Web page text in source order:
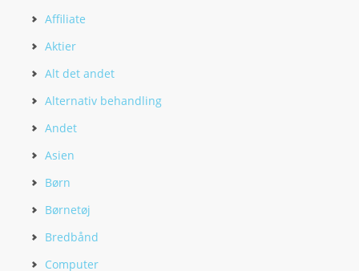
Affiliate
Aktier
Alt det andet
Alternativ behandling
Andet
Asien
Børn
Børnetøj
Bredbånd
Computer